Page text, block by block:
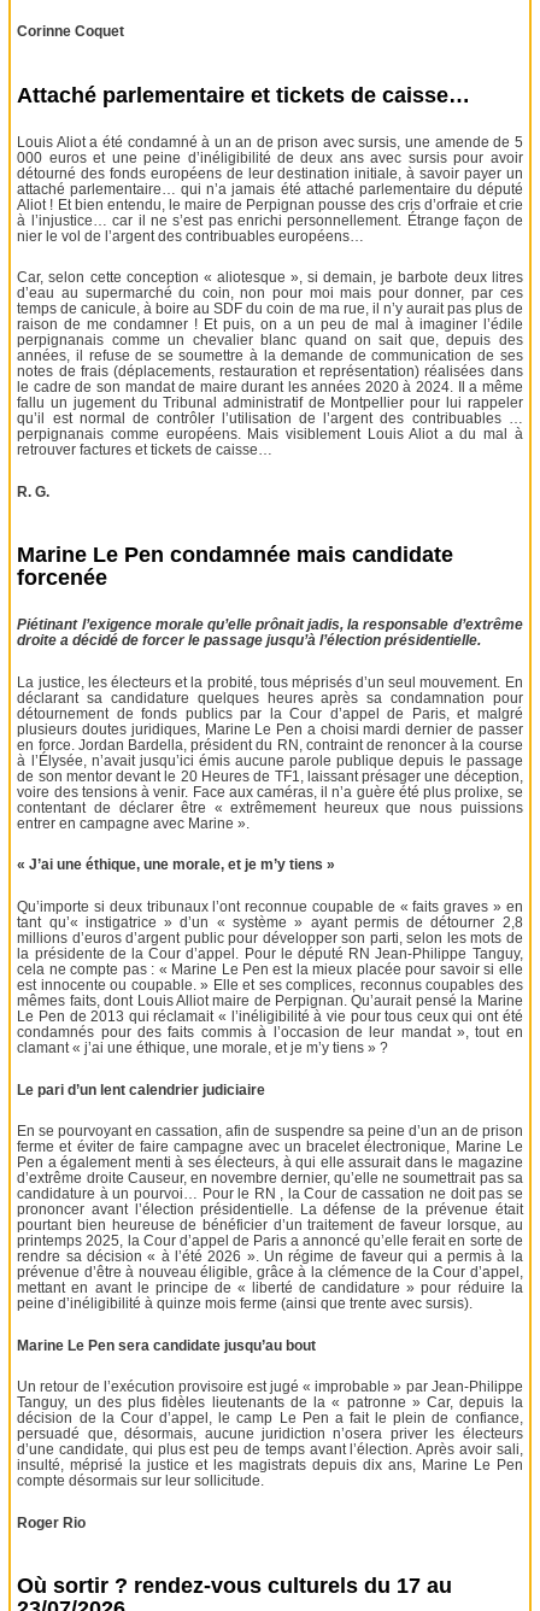
Corinne Coquet
Attaché parlementaire et tickets de caisse…
Louis Aliot a été condamné à un an de prison avec sursis, une amende de 5
000 euros et une peine d’inéligibilité de deux ans avec sursis pour avoir
détourné des fonds européens de leur destination initiale, à savoir payer un
attaché parlementaire… qui n’a jamais été attaché parlementaire du député
Aliot ! Et bien entendu, le maire de Perpignan pousse des cris d’orfraie et crie
à l’injustice… car il ne s’est pas enrichi personnellement. Étrange façon de
nier le vol de l’argent des contribuables européens…
Car, selon cette conception « aliotesque », si demain, je barbote deux litres
d’eau au supermarché du coin, non pour moi mais pour donner, par ces
temps de canicule, à boire au SDF du coin de ma rue, il n’y aurait pas plus de
raison de me condamner ! Et puis, on a un peu de mal à imaginer l’édile
perpignanais comme un chevalier blanc quand on sait que, depuis des
années, il refuse de se soumettre à la demande de communication de ses
notes de frais (déplacements, restauration et représentation) réalisées dans
le cadre de son mandat de maire durant les années 2020 à 2024. Il a même
fallu un jugement du Tribunal administratif de Montpellier pour lui rappeler
qu’il est normal de contrôler l’utilisation de l’argent des contribuables …
perpignanais comme européens. Mais visiblement Louis Aliot a du mal à
retrouver factures et tickets de caisse…
R. G.
Marine Le Pen condamnée mais candidate
forcenée
Piétinant l’exigence morale qu’elle prônait jadis, la responsable d’extrême
droite a décidé de forcer le passage jusqu’à l’élection présidentielle.
La justice, les électeurs et la probité, tous méprisés d’un seul mouvement. En
déclarant sa candidature quelques heures après sa condamnation pour
détournement de fonds publics par la Cour d’appel de Paris, et malgré
plusieurs doutes juridiques, Marine Le Pen a choisi mardi dernier de passer
en force. Jordan Bardella, président du RN, contraint de renoncer à la course
à l’Élysée, n’avait jusqu’ici émis aucune parole publique depuis le passage
de son mentor devant le 20 Heures de TF1, laissant présager une déception,
voire des tensions à venir. Face aux caméras, il n’a guère été plus prolixe, se
contentant de déclarer être « extrêmement heureux que nous puissions
entrer en campagne avec Marine ».
« J’ai une éthique, une morale, et je m’y tiens »
Qu’importe si deux tribunaux l’ont reconnue coupable de « faits graves » en
tant qu’« instigatrice » d’un « système » ayant permis de détourner 2,8
millions d’euros d’argent public pour développer son parti, selon les mots de
la présidente de la Cour d’appel. Pour le député RN Jean-Philippe Tanguy,
cela ne compte pas : « Marine Le Pen est la mieux placée pour savoir si elle
est innocente ou coupable. » Elle et ses complices, reconnus coupables des
mêmes faits, dont Louis Alliot maire de Perpignan. Qu’aurait pensé la Marine
Le Pen de 2013 qui réclamait « l’inéligibilité à vie pour tous ceux qui ont été
condamnés pour des faits commis à l’occasion de leur mandat », tout en
clamant « j’ai une éthique, une morale, et je m’y tiens » ?
Le pari d’un lent calendrier judiciaire
En se pourvoyant en cassation, afin de suspendre sa peine d’un an de prison
ferme et éviter de faire campagne avec un bracelet électronique, Marine Le
Pen a également menti à ses électeurs, à qui elle assurait dans le magazine
d’extrême droite Causeur, en novembre dernier, qu’elle ne soumettrait pas sa
candidature à un pourvoi… Pour le RN , la Cour de cassation ne doit pas se
prononcer avant l’élection présidentielle. La défense de la prévenue était
pourtant bien heureuse de bénéficier d’un traitement de faveur lorsque, au
printemps 2025, la Cour d’appel de Paris a annoncé qu’elle ferait en sorte de
rendre sa décision « à l’été 2026 ». Un régime de faveur qui a permis à la
prévenue d’être à nouveau éligible, grâce à la clémence de la Cour d’appel,
mettant en avant le principe de « liberté de candidature » pour réduire la
peine d’inéligibilité à quinze mois ferme (ainsi que trente avec sursis).
Marine Le Pen sera candidate jusqu’au bout
Un retour de l’exécution provisoire est jugé « improbable » par Jean-Philippe
Tanguy, un des plus fidèles lieutenants de la « patronne » Car, depuis la
décision de la Cour d’appel, le camp Le Pen a fait le plein de confiance,
persuadé que, désormais, aucune juridiction n’osera priver les électeurs
d’une candidate, qui plus est peu de temps avant l’élection. Après avoir sali,
insulté, méprisé la justice et les magistrats depuis dix ans, Marine Le Pen
compte désormais sur leur sollicitude.
Roger Rio
Où sortir ? rendez-vous culturels du 17 au